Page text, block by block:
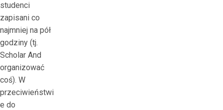
studenci
zapisani co
najmniej na pół
godziny (tj.
Scholar And
organizować
coś). W
przeciwieństwi
e do